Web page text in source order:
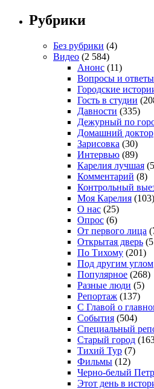
Рубрики
Без рубрики (4)
Видео (2 584)
Анонс (11)
Вопросы и ответы
Городские
Гость в студии
Давности (335)
Дежурный по
Домашний доктор
Зарисовка (30)
Интервью (89)
Карелия лучшая
Комментарий (8)
Контрольный
Моя Карелия (103)
О нас (25)
Опрос (6)
От первого лица
Открытая дверь
По Тихому (201)
Под другим углом
Популярное (268)
Разные люди (5)
Репортаж (137)
С Главой о
События (504)
Специальный
Старый город
Тихий Тур (7)
Фильмы (12)
Черно-белый
Этот день в